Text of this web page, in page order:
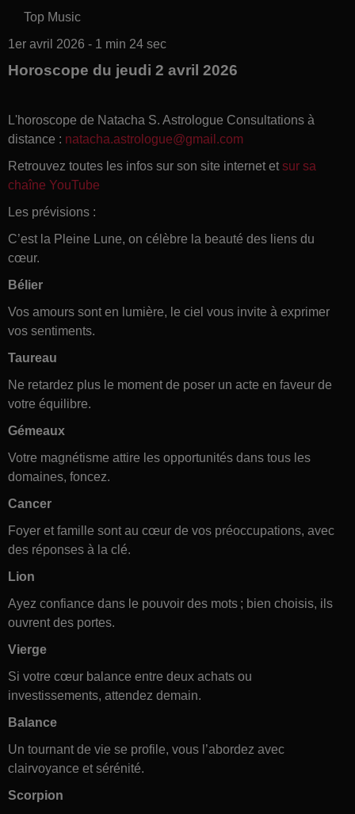
Top Music
1er avril 2026 - 1 min 24 sec
Horoscope du jeudi 2 avril 2026
L'horoscope de Natacha S. Astrologue Consultations à
distance : natacha.astrologue@gmail.com
Retrouvez toutes les infos sur son site internet et sur sa
chaîne YouTube
Les prévisions :
C’est la Pleine Lune, on célèbre la beauté des liens du
cœur.
Bélier
Vos amours sont en lumière, le ciel vous invite à exprimer
vos sentiments.
Taureau
Ne retardez plus le moment de poser un acte en faveur de
votre équilibre.
Gémeaux
Votre magnétisme attire les opportunités dans tous les
domaines, foncez.
Cancer
Foyer et famille sont au cœur de vos préoccupations, avec
des réponses à la clé.
Lion
Ayez confiance dans le pouvoir des mots ; bien choisis, ils
ouvrent des portes.
Vierge
Si votre cœur balance entre deux achats ou
investissements, attendez demain.
Balance
Un tournant de vie se profile, vous l’abordez avec
clairvoyance et sérénité.
Scorpion